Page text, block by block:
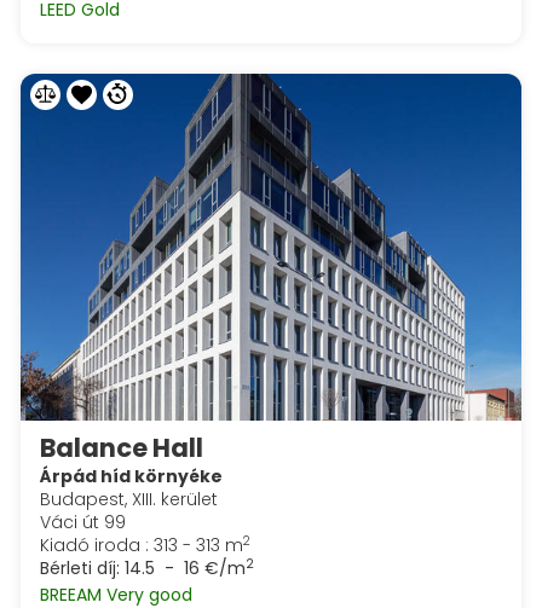
LEED Gold
Balance Hall
Árpád híd környéke
Budapest, XIII. kerület
Váci út 99
Kiadó iroda : 313 - 313 m2
Bérleti díj: 14.5 - 16 €/m2
BREEAM Very good